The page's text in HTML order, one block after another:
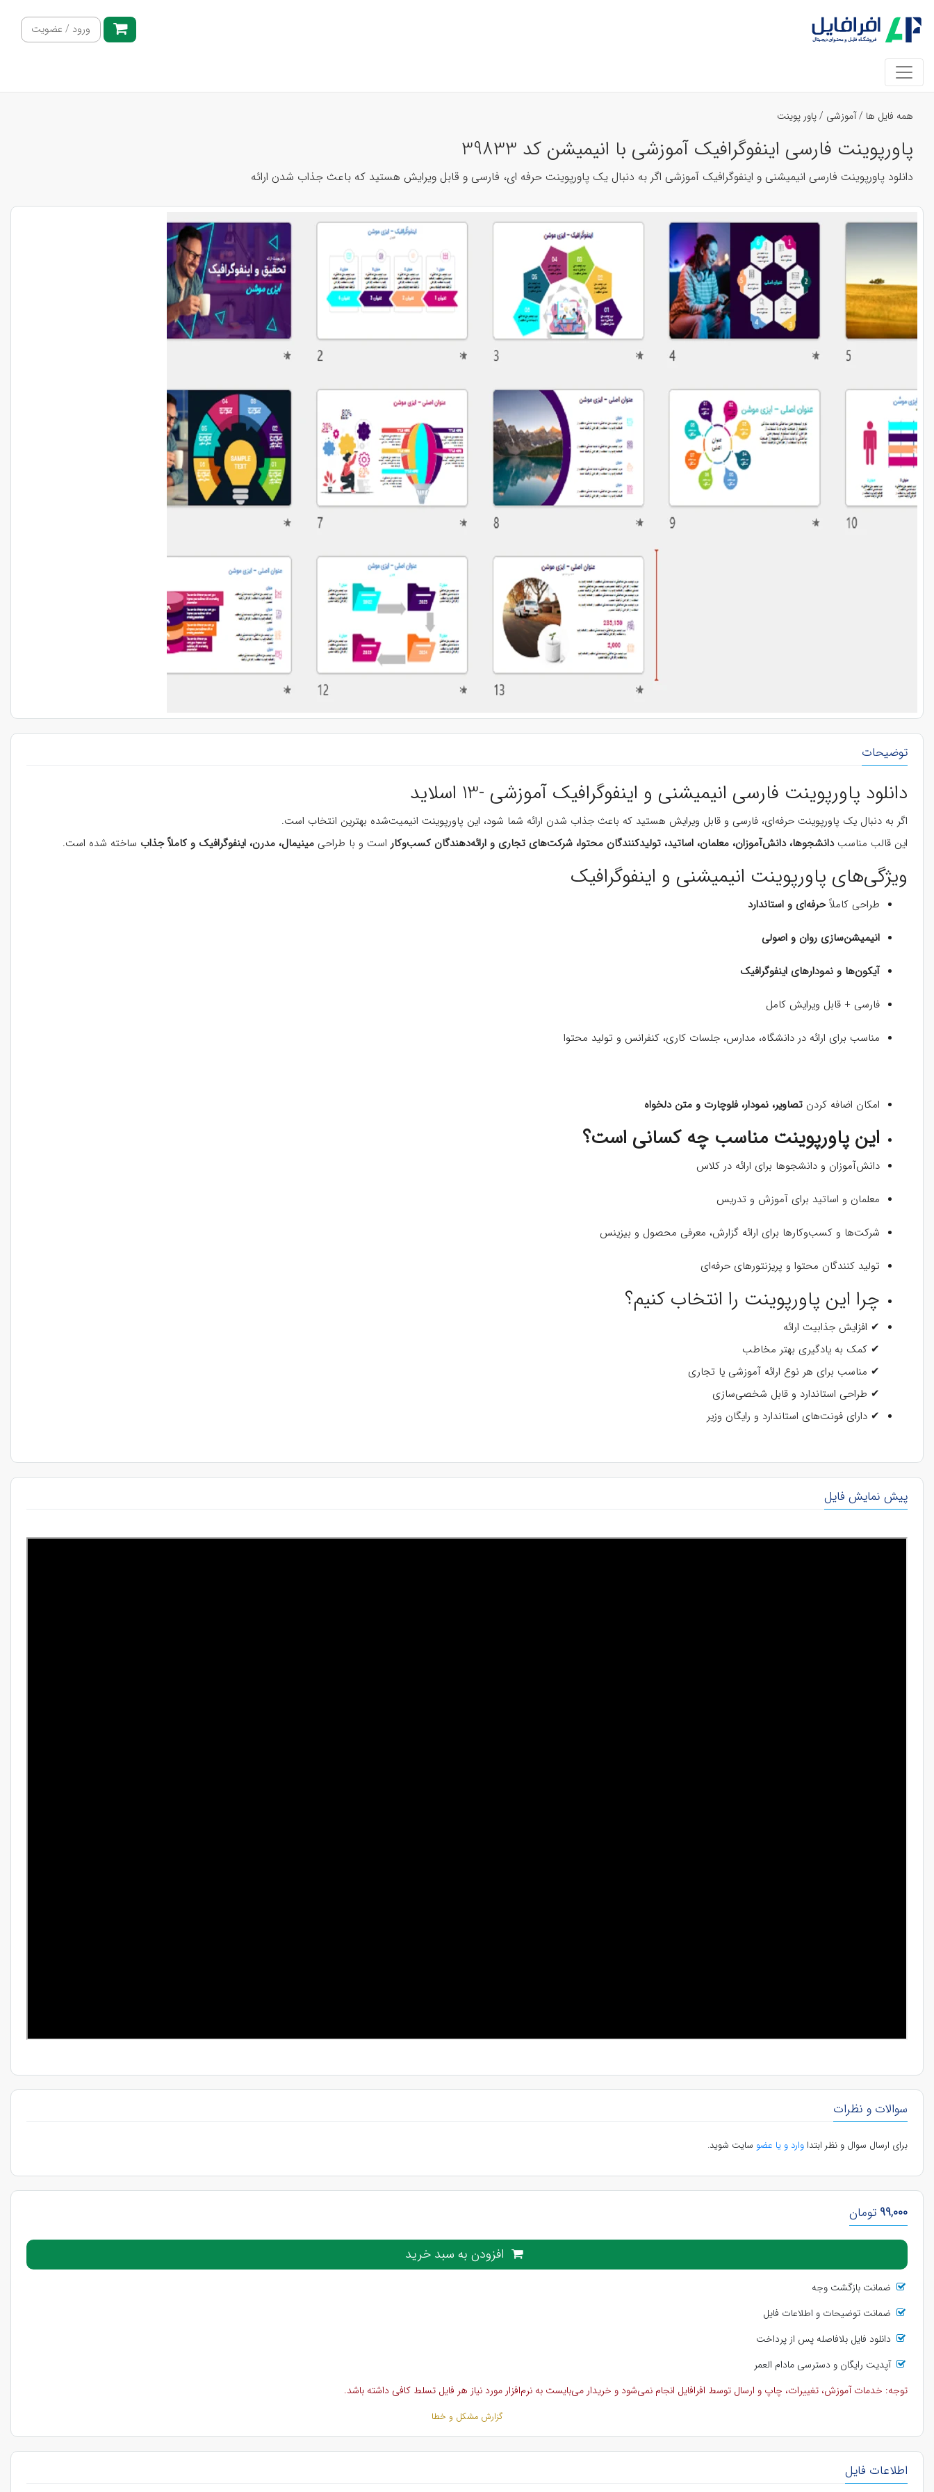
ورود / عضویت
همه فایل ها /آموزشی /پاور پوینت
پاورپوینت فارسی اینفوگرافیک آموزشی با انیمیشن کد 39833
دانلود پاورپوینت فارسی انیمیشنی و اینفوگرافیک آموزشی اگر به دنبال یک پاورپوینت حرفه ای، فارسی و قابل ویرایش هستید که باعث جذاب شدن ارائه
توضیحات
دانلود پاورپوینت فارسی انیمیشنی و اینفوگرافیک آموزشی -13 اسلاید
اگر به دنبال یک پاورپوینت حرفه‌ای، فارسی و قابل ویرایش هستید که باعث جذاب شدن ارائه‌ شما شود، این پاورپوینت انیمیت‌شده بهترین انتخاب است.
این قالب مناسبدانشجوها، دانش‌آموزان، معلمان، اساتید، تولیدکنندگان محتوا، شرکت‌های تجاری و ارائه‌دهندگان کسب‌وکار است و با طراحی مینیمال، مدرن، اینفوگرافیک و کاملاً جذاب ساخته شده است.
ویژگی‌های پاورپوینت انیمیشنی و اینفوگرافیک
طراحی کاملاًحرفه‌ای و استاندارد
انیمیشن‌سازی روان و اصولی
آیکون‌ها و نمودارهای اینفوگرافیک
فارسی + قابل ویرایش کامل
مناسب برای ارائه‌ در دانشگاه، مدارس، جلسات کاری، کنفرانس و تولید محتوا
امکان اضافه کردن تصاویر، نمودار، فلوچارت و متن دلخواه
این پاورپوینت مناسب چه کسانی است؟
دانش‌آموزان و دانشجوها برای ارائه‌ در کلاس
معلمان و اساتید برای آموزش و تدریس
شرکت‌ها و کسب‌وکارها برای ارائه‌ گزارش، معرفی محصول و بیزینس
تولید کنندگان محتوا و پریزنتورهای حرفه‌ای
چرا این پاورپوینت را انتخاب کنیم؟
✔ افزایش جذابیت ارائه
✔ کمک به یادگیری بهتر مخاطب
✔ مناسب برای هر نوع ارائه‌ آموزشی یا تجاری
✔ طراحی استاندارد و قابل شخصی‌سازی
✔ دارای فونت‌های استاندارد و رایگان وزیر
پیش نمایش فایل
سوالات و نظرات
برای ارسال سوال و نظر ابتداوارد و یا عضو سایت شوید.
99,000 تومان
افزودن به سبد خرید
ضمانت بازگشت وجه
ضمانت توضیحات و اطلاعات فایل
دانلود فایل بلافاصله پس از پرداخت
آپدیت رایگان و دسترسی مادام العمر
توجه: خدمات آموزش، تغییرات، چاپ و ارسال توسط افرافایل انجام نمی‌شود و خریدار می‌بایست به نرم‌افزار مورد نیاز هر فایل تسلط کافی داشته باشد.
گزارش مشکل و خطا
اطلاعات فایل